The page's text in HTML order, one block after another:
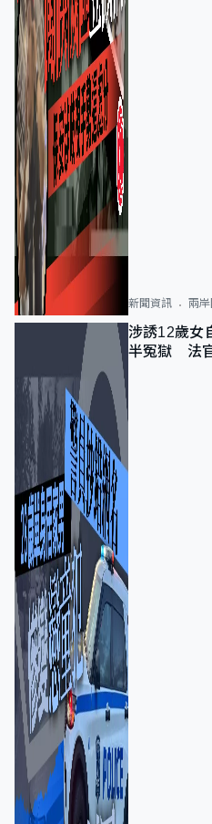
新聞資訊 兩
涉誘12歲女
半冤獄 法